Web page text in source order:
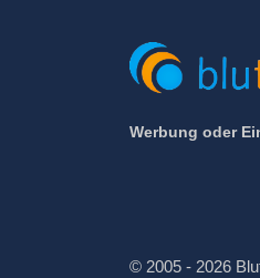
Werbung oder
© 2005 - 2026